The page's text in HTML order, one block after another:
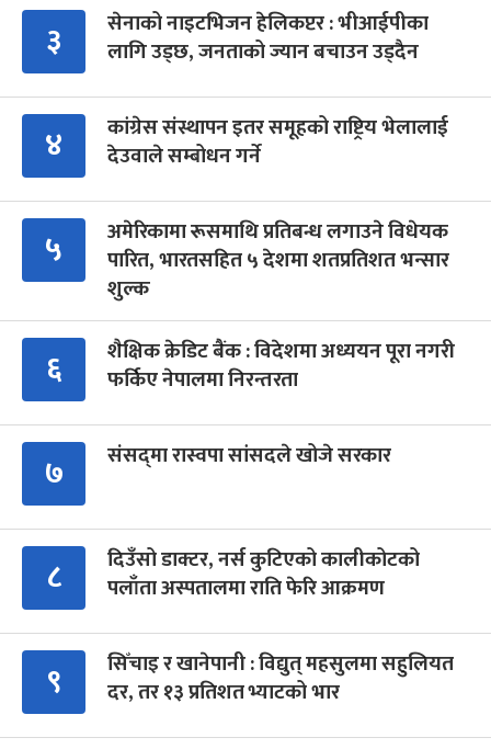
३
सेनाको नाइटभिजन हेलिकप्टर : भीआईपीका
लागि उड्छ, जनताको ज्यान बचाउन उड्दैन
४
कांग्रेस संस्थापन इतर समूहको राष्ट्रिय भेलालाई
देउवाले सम्बोधन गर्ने
५
अमेरिकामा रूसमाथि प्रतिबन्ध लगाउने विधेयक
पारित, भारतसहित ५ देशमा शतप्रतिशत भन्सार
शुल्क
६
शैक्षिक क्रेडिट बैंक : विदेशमा अध्ययन पूरा नगरी
फर्किए नेपालमा निरन्तरता
७ संसद्‍मा रास्वपा सांसदले खोजे सरकार
८
दिउँसो डाक्टर, नर्स कुटिएको कालीकोटको
पलाँता अस्पतालमा राति फेरि आक्रमण
९
सिँचाइ र खानेपानी : विद्युत् महसुलमा सहुलियत
दर, तर १३ प्रतिशत भ्याटको भार